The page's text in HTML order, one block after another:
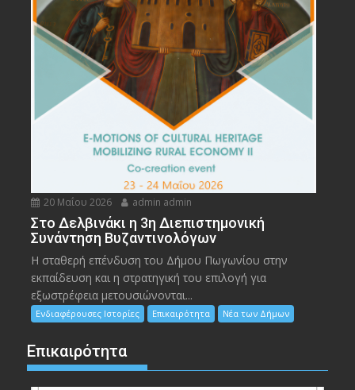
20 Μαΐου 2026 admin admin
Στο Δελβινάκι η 3η Διεπιστημονική
Συνάντηση Βυζαντινολόγων
Η σταθερή επένδυση του Δήμου Πωγωνίου στην
εκπαίδευση και η στρατηγική του επιλογή για
εξωστρέφεια μετουσιώνονται...
Ενδιαφέρουσες Ιστορίες Επικαιρότητα Νέα των Δήμων
Επικαιρότητα